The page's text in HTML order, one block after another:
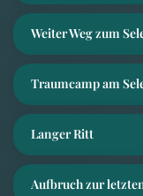
Weiter Weg zum
Traumcamp am
Langer Ritt
Aufbruch zur